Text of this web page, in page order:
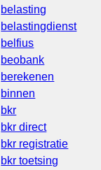
belasting
belastingdienst
belfius
beobank
berekenen
binnen
bkr
bkr direct
bkr registratie
bkr toetsing